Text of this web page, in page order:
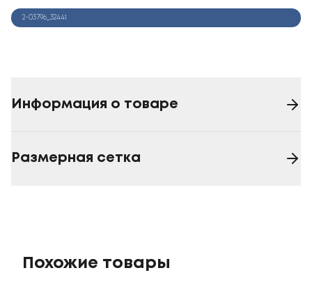
2-03796_32441
Информация о товаре
Размерная сетка
Похожие товары